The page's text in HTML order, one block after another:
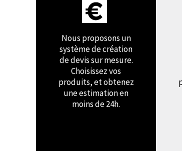
Nous proposons un
système de création
de devis sur mesure.
Choisissez vos
produits, et obtenez
une estimation en
moins de 24h.